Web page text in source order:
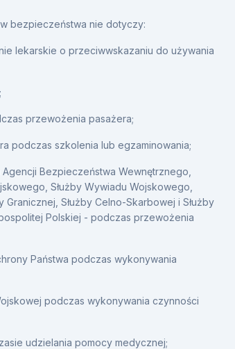
bezpieczeństwa nie dotyczy:
lekarskie o przeciwwskazaniu do używania
przewożenia pasażera;
podczas szkolenia lub egzaminowania;
Bezpieczeństwa Wewnętrznego,
Służby Wywiadu Wojskowego,
Służby Celno-Skarbowej i Służby
Polskiej - podczas przewożenia
Państwa podczas wykonywania
podczas wykonywania czynności
udzielania pomocy medycznej;